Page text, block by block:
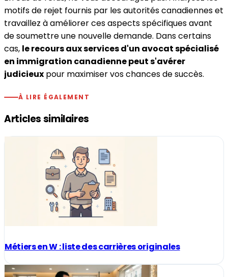
motifs de rejet fournis par les autorités canadiennes et
travaillez à améliorer ces aspects spécifiques avant
de soumettre une nouvelle demande. Dans certains
cas, le recours aux services d'un avocat spécialisé
en immigration canadienne peut s'avérer
judicieux pour maximiser vos chances de succès.
À LIRE ÉGALEMENT
Articles similaires
Métiers en W : liste des carrières originales